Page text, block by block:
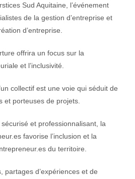
Sud Aquitaine, l’événement
de la gestion d’entreprise et
d’entreprise.
offrira un focus sur la
et l’inclusivité.
collectif est une voie qui séduit de
et porteuses de projets.
et professionnalisant, la
favorise l’inclusion et la
du territoire.
partages d’expériences et de